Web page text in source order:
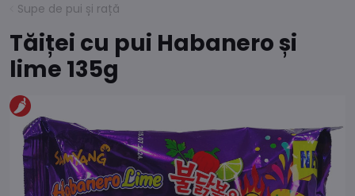
Supe de pui și rață
Tăiței cu pui Habanero și
lime 135g